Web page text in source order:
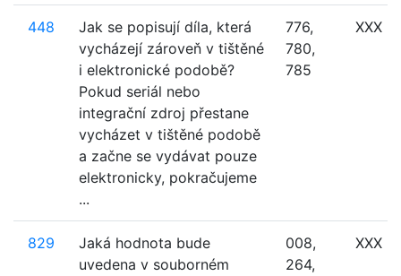
448
Jak se popisují díla, která
vycházejí zároveň v tištěné
i elektronické podobě?
Pokud seriál nebo
integrační zdroj přestane
vycházet v tištěné podobě
a začne se vydávat pouze
elektronicky, pokračujeme
...
776,
780,
785
XXX
829
Jaká hodnota bude
uvedena v souborném
008,
264,
XXX